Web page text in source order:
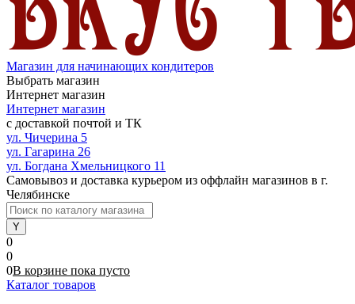
Магазин для начинающих кондитеров
Выбрать магазин
Интернет магазин
Интернет магазин
с доставкой почтой и ТК
ул. Чичерина 5
ул. Гагарина 26
ул. Богдана Хмельницкого 11
Самовывоз и доставка курьером из оффлайн магазинов в г.
Челябинске
0
0
0В корзине пока пусто
Каталог товаров